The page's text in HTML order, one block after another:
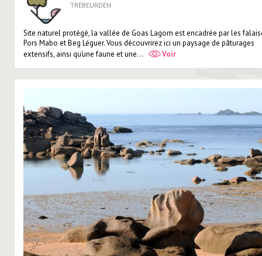
TRÉBEURDEN
Site naturel protégé, la vallée de Goas Lagorn est encadrée par les
Pors Mabo et Beg Léguer. Vous découvrirez ici un paysage de pâturages
extensifs, ainsi qu’une faune et une...
Voir